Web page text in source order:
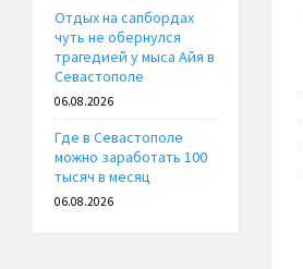
Отдых на сапбордах
чуть не обернулся
трагедией у мыса Айя в
Севастополе
06.08.2026
Где в Севастополе
можно заработать 100
тысяч в месяц
06.08.2026